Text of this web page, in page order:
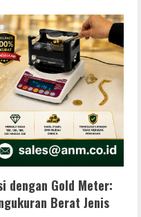
dengan Gold Meter:
Berat Jenis